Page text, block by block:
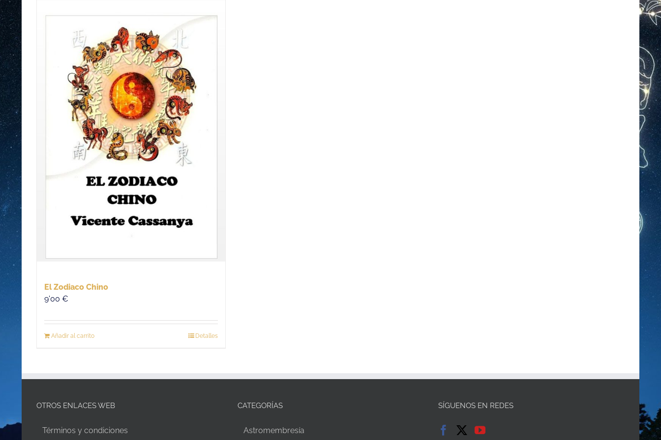
El Zodiaco Chino
9'00 €
Añadir al carrito Detalles
OTROS ENLACES WEB
Términos y condiciones
CATEGORÍAS
Astromembresía
SÍGUENOS EN REDES